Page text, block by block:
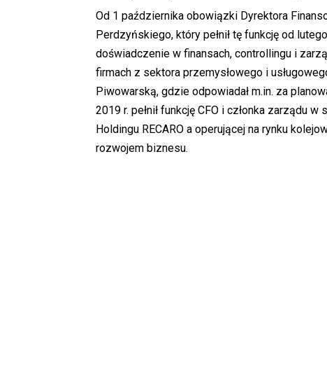
Od 1 października obowiązki Dyrektora
Perdzyńskiego, który pełnił tę funkcję od
doświadczenie w finansach, controllingu i
firmach z sektora przemysłowego i
Piwowarską, gdzie odpowiadał m.in. za
2019 r. pełnił funkcję CFO i członka zarządu
Holdingu RECARO a operującej na rynku
rozwojem biznesu.